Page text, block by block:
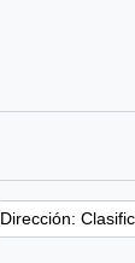
Dirección: